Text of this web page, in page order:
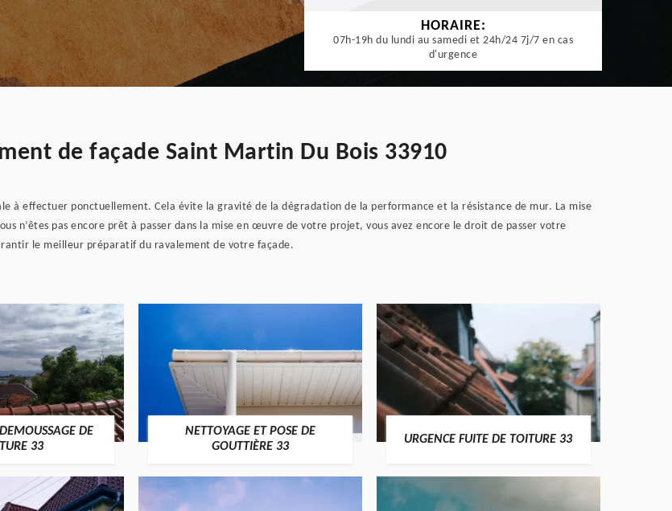
HORAIRE:
07h-19h du lundi au samedi et 24h/24 7j/7 en cas
d'urgence
de façade Saint Martin Du Bois 33910
à effectuer ponctuellement. Cela évite la gravité de la dégradation de la performance et la résistance de mur. La mise
n’êtes pas encore prêt à passer dans la mise en œuvre de votre projet, vous avez encore le droit de passer votre
le meilleur préparatif du ravalement de votre façade.
DE
33
NETTOYAGE ET POSE DE
GOUTTIÈRE 33
URGENCE FUITE DE TOITURE 33